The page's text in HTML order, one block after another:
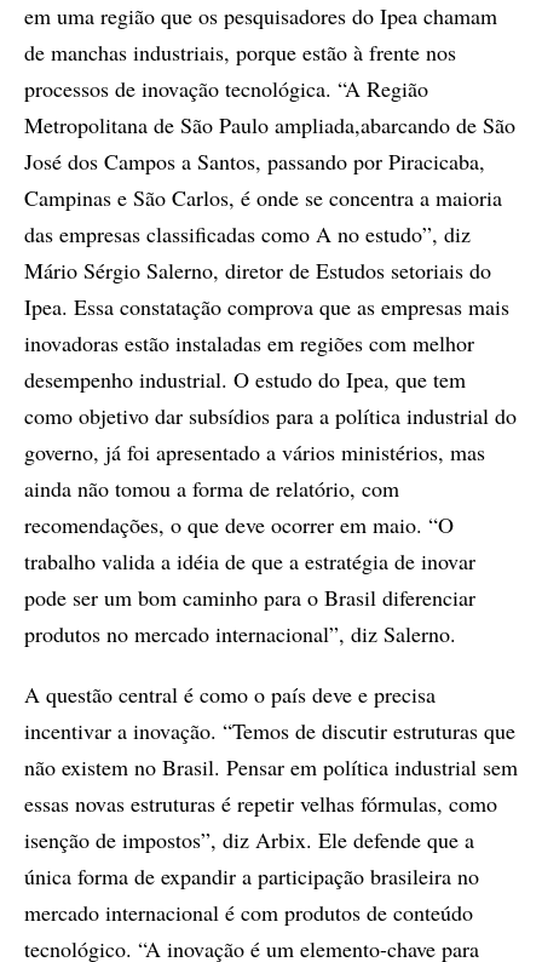
em uma região que os pesquisadores do Ipea chamam
de manchas industriais, porque estão à frente nos
processos de inovação tecnológica. “A Região
Metropolitana de São Paulo ampliada,abarcando de São
José dos Campos a Santos, passando por Piracicaba,
Campinas e São Carlos, é onde se concentra a maioria
das empresas classificadas como A no estudo”, diz
Mário Sérgio Salerno, diretor de Estudos setoriais do
Ipea. Essa constatação comprova que as empresas mais
inovadoras estão instaladas em regiões com melhor
desempenho industrial. O estudo do Ipea, que tem
como objetivo dar subsídios para a política industrial do
governo, já foi apresentado a vários ministérios, mas
ainda não tomou a forma de relatório, com
recomendações, o que deve ocorrer em maio. “O
trabalho valida a idéia de que a estratégia de inovar
pode ser um bom caminho para o Brasil diferenciar
produtos no mercado internacional”, diz Salerno.
A questão central é como o país deve e precisa
incentivar a inovação. “Temos de discutir estruturas que
não existem no Brasil. Pensar em política industrial sem
essas novas estruturas é repetir velhas fórmulas, como
isenção de impostos”, diz Arbix. Ele defende que a
única forma de expandir a participação brasileira no
mercado internacional é com produtos de conteúdo
tecnológico. “A inovação é um elemento-chave para